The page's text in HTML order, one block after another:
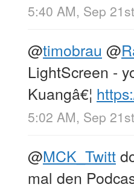
5:40 AM, Sep
@timobrau @
LightScreen -
Kuangâ€¦
5:02 AM, Sep
@MCK_Twitt
mal den